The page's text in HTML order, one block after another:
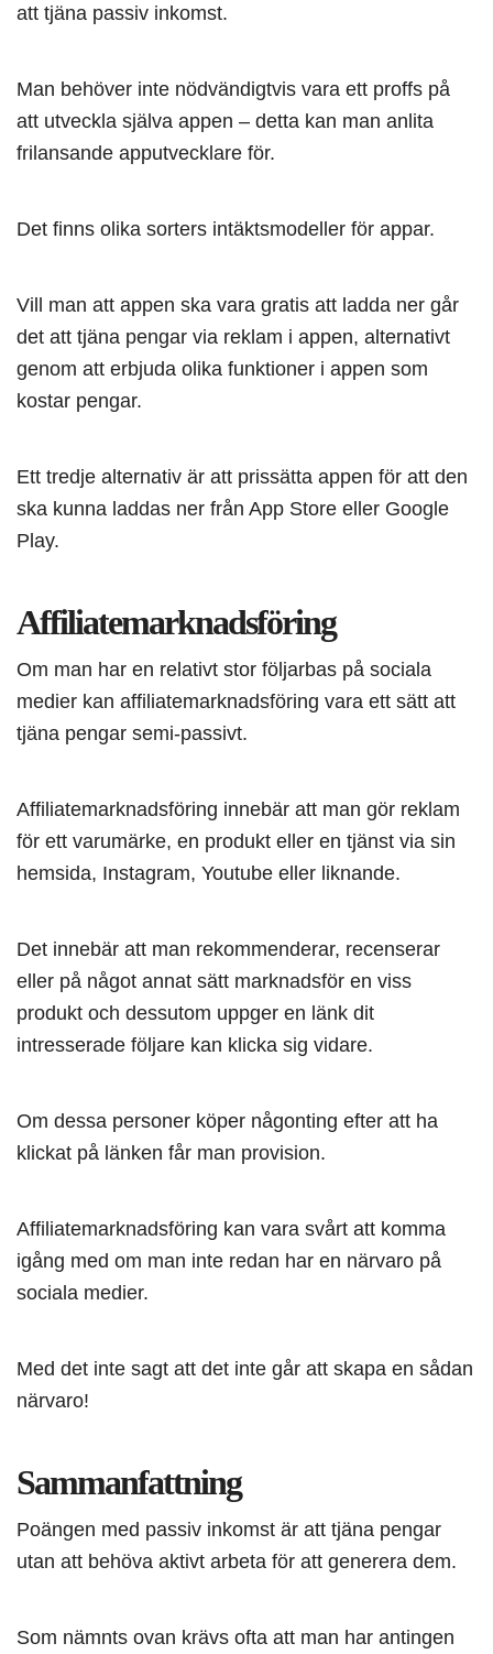
att tjäna passiv inkomst.
Man behöver inte nödvändigtvis vara ett proffs på
att utveckla själva appen – detta kan man anlita
frilansande apputvecklare för.
Det finns olika sorters intäktsmodeller för appar.
Vill man att appen ska vara gratis att ladda ner går
det att tjäna pengar via reklam i appen, alternativt
genom att erbjuda olika funktioner i appen som
kostar pengar.
Ett tredje alternativ är att prissätta appen för att den
ska kunna laddas ner från App Store eller Google
Play.
Affiliatemarknadsföring
Om man har en relativt stor följarbas på sociala
medier kan affiliatemarknadsföring vara ett sätt att
tjäna pengar semi-passivt.
Affiliatemarknadsföring innebär att man gör reklam
för ett varumärke, en produkt eller en tjänst via sin
hemsida, Instagram, Youtube eller liknande.
Det innebär att man rekommenderar, recenserar
eller på något annat sätt marknadsför en viss
produkt och dessutom uppger en länk dit
intresserade följare kan klicka sig vidare.
Om dessa personer köper någonting efter att ha
klickat på länken får man provision.
Affiliatemarknadsföring kan vara svårt att komma
igång med om man inte redan har en närvaro på
sociala medier.
Med det inte sagt att det inte går att skapa en sådan
närvaro!
Sammanfattning
Poängen med passiv inkomst är att tjäna pengar
utan att behöva aktivt arbeta för att generera dem.
Som nämnts ovan krävs ofta att man har antingen